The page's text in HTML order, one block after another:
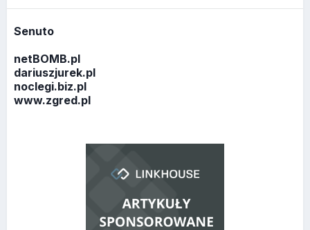
Senuto
netBOMB.pl
dariuszjurek.pl
noclegi.biz.pl
www.zgred.pl